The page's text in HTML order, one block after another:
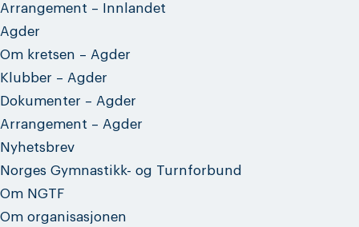
Arrangement – Innlandet
Agder
Om kretsen – Agder
Klubber – Agder
Dokumenter – Agder
Arrangement – Agder
Nyhetsbrev
Norges Gymnastikk- og Turnforbund
Om NGTF
Om organisasjonen